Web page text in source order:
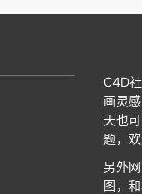
C4D
画灵
天也
题，欢
另外
图，